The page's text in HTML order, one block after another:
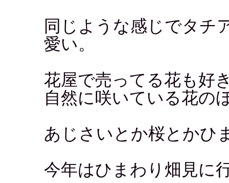
同じような感じでタチ
愛い。
花屋で売ってる花も好
自然に咲いている花の
あじさいとか桜とかひ
今年はひまわり畑見に